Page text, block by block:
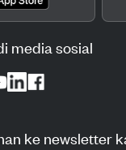
media sosial
ke newsletter